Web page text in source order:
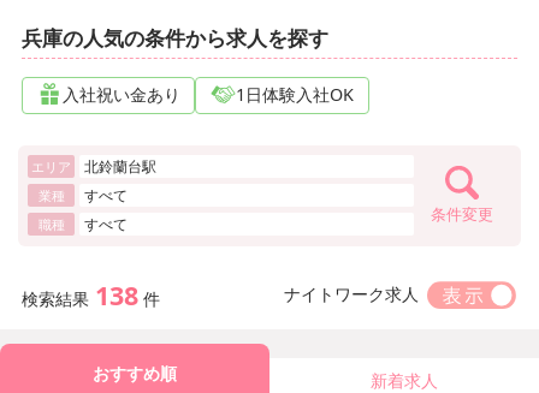
兵庫の人気の条件から求人を探す
入社祝い金あり 1日体験入社OK
エリア 北鈴蘭台駅
業種 すべて
職種 すべて 条件変更
検索結果 138 件 ナイトワーク求人
おすすめ順 新着求人